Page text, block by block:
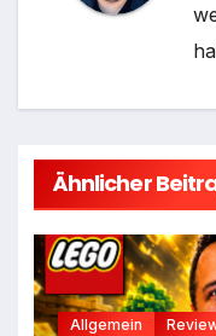
Ähnlicher
Allgemein